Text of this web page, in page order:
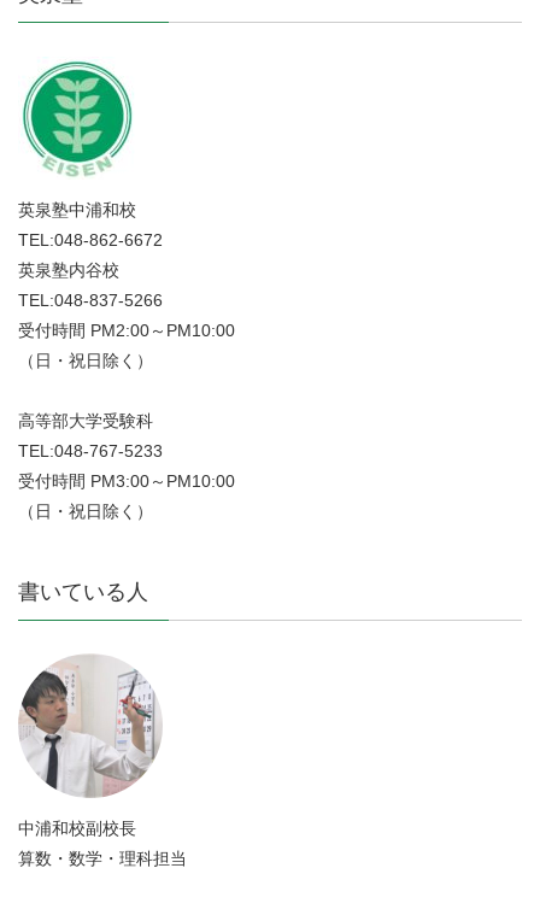
英泉塾中浦和校
TEL:048-862-6672
英泉塾内谷校
TEL:048-837-5266
受付時間 PM2:00～PM10:00
（日・祝日除く）
高等部大学受験科
TEL:048-767-5233
受付時間 PM3:00～PM10:00
（日・祝日除く）
書いている人
中浦和校副校長
算数・数学・理科担当